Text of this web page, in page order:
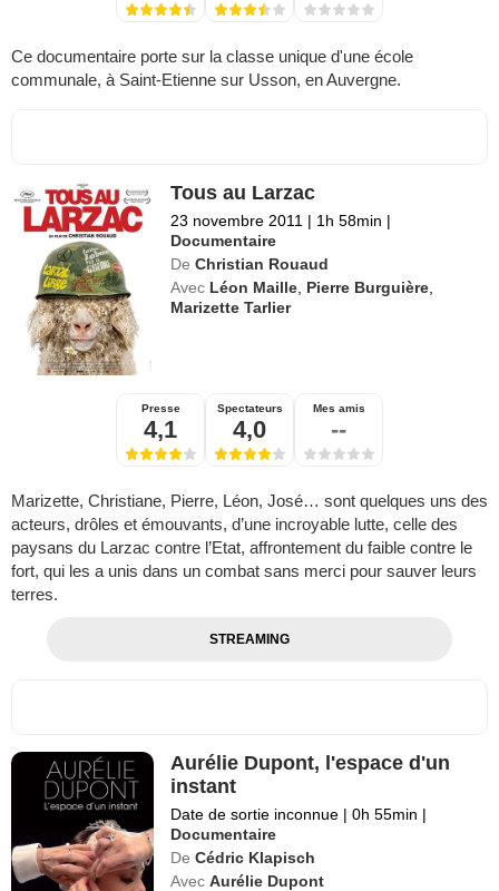
Ce documentaire porte sur la classe unique d'une école
communale, à Saint-Etienne sur Usson, en Auvergne.
Tous au Larzac
23 novembre 2011 | 1h 58min |
Documentaire
De Christian Rouaud
Avec Léon Maille Pierre Burguière
Marizette Tarlier
Presse
4,1
Spectateurs
4,0
Mes amis
--
Marizette, Christiane, Pierre, Léon, José… sont quelques uns des
acteurs, drôles et émouvants, d’une incroyable lutte, celle des
paysans du Larzac contre l’Etat, affrontement du faible contre le
fort, qui les a unis dans un combat sans merci pour sauver leurs
terres.
STREAMING
Aurélie Dupont, l'espace d'un
instant
Date de sortie inconnue | 0h 55min |
Documentaire
De Cédric Klapisch
Avec Aurélie Dupont